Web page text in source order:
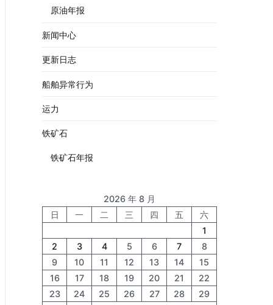
原油年报
新闻中心
更新日志
船舶异常行为
运力
铁矿石
铁矿石年报
2026 年 8 月
日
一 二 三 四 五
六
1
2
3 4 5 6 7
8
9
10 11 12 13 14
15
16
17 18 19 20 21
22
23
24 25 26 27 28
29